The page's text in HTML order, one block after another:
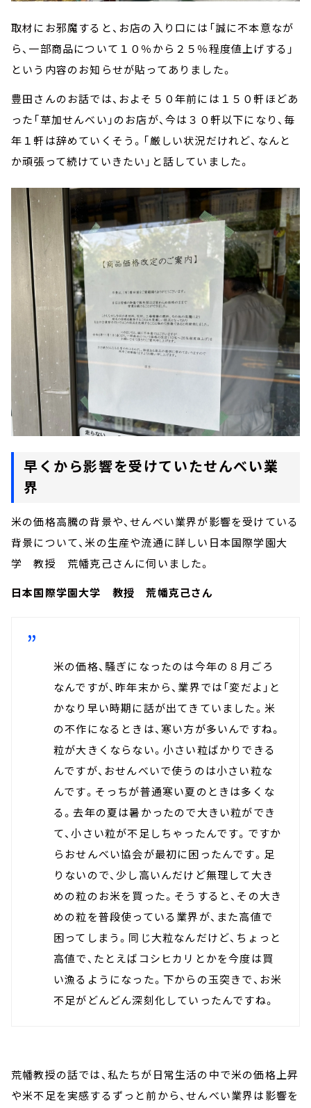
取材にお邪魔すると、お店の入り口には「誠に不本意なが
ら、一部商品について１０％から２５％程度値上げする」
という内容のお知らせが貼ってありました。
豊田さんのお話では、およそ５０年前には１５０軒ほどあ
った「草加せんべい」のお店が、今は３０軒以下になり、毎
年１軒は辞めていくそう。「厳しい状況だけれど、なんと
か頑張って続けていきたい」と話していました。
早くから影響を受けていたせんべい業
界
米の価格高騰の背景や、せんべい業界が影響を受けている
背景について、米の生産や流通に詳しい日本国際学園大
学 教授 荒幡克己さんに伺いました。
日本国際学園大学 教授 荒幡克己さん
米の価格、騒ぎになったのは今年の８月ごろ
なんですが、昨年末から、業界では「変だよ」と
かなり早い時期に話が出てきていました。米
の不作になるときは、寒い方が多いんですね。
粒が大きくならない。小さい粒ばかりできる
んですが、おせんべいで使うのは小さい粒な
んです。そっちが普通寒い夏のときは多くな
る。去年の夏は暑かったので大きい粒ができ
て、小さい粒が不足しちゃったんです。ですか
らおせんべい協会が最初に困ったんです。足
りないので、少し高いんだけど無理して大き
めの粒のお米を買った。そうすると、その大き
めの粒を普段使っている業界が、また高値で
困ってしまう。同じ大粒なんだけど、ちょっと
高値で、たとえばコシヒカリとかを今度は買
い漁るようになった。下からの玉突きで、お米
不足がどんどん深刻化していったんですね。
荒幡教授の話では、私たちが日常生活の中で米の価格上昇
や米不足を実感するずっと前から、せんべい業界は影響を